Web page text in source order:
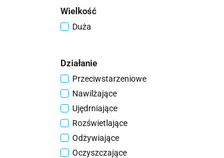
1,2 kg
600 g
Trądzikowa
Wrażliwa
Wielkość
Duża
Działanie
Przeciwstarzeniowe
Nawilżające
Ujędrniające
Rozświetlające
Odżywiające
Oczyszczające